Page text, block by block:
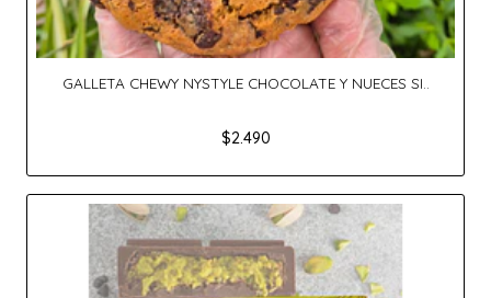
GALLETA CHEWY NYSTYLE CHOCOLATE Y NUECES SI..
$2.490